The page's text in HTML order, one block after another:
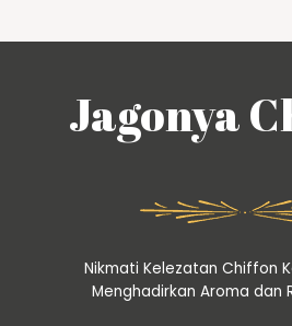
Jagonya
Nikmati Kelezatan Chiffon
Menghadirkan Aroma dan